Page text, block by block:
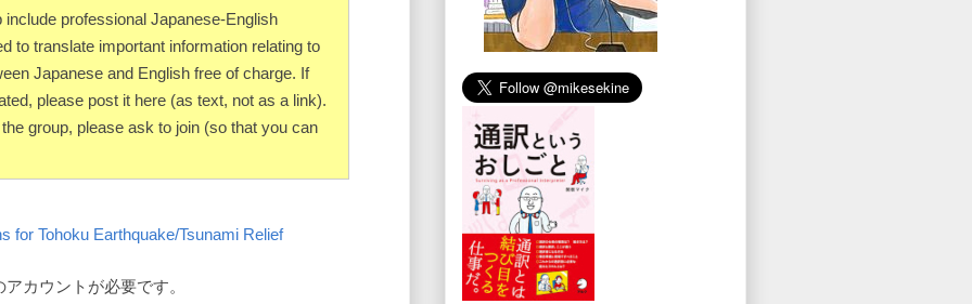
professional Japanese-English
to translate important information relating to
Japanese and English free of charge. If
please post it here (as text, not as a link).
group, please ask to join (so that you can
for Tohoku Earthquake/Tsunami Relief
カウントが必要です。